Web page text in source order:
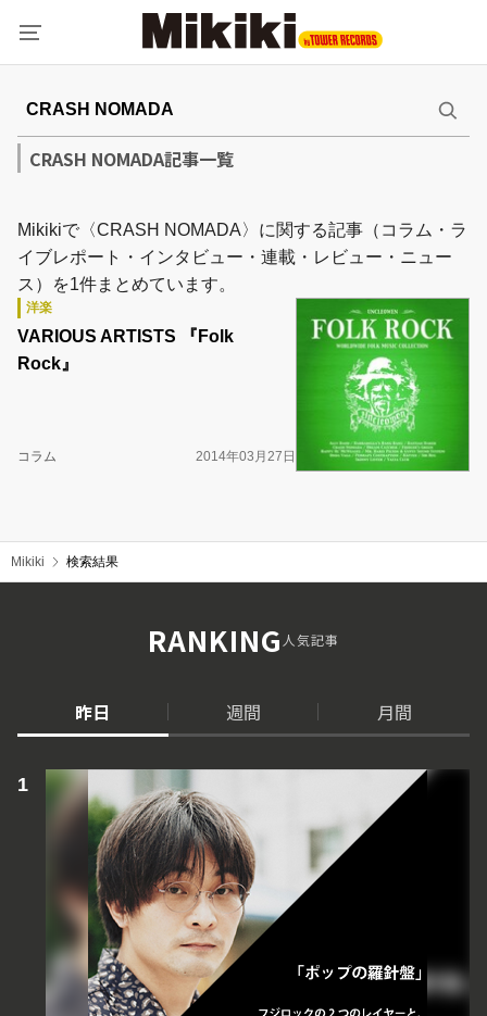
CRASH NOMADA記事一覧
Mikikiで〈CRASH NOMADA〉に関する記事（コラム・ラ
イブレポート・インタビュー・連載・レビュー・ニュー
ス）を1件まとめています。
洋楽
VARIOUS ARTISTS 『Folk
Rock』
コラム 2014年03月27日
Mikiki 検索結果
RANKING人気記事
昨日 週間 月間